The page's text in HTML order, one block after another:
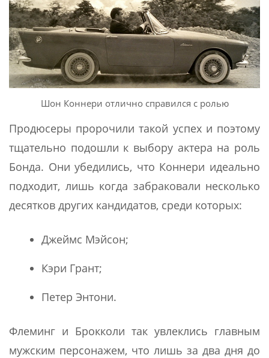
Шон Коннери отлично справился с ролью
Продюсеры пророчили такой успех и поэтому
тщательно подошли к выбору актера на роль
Бонда. Они убедились, что Коннери идеально
подходит, лишь когда забраковали несколько
десятков других кандидатов, среди которых:
Джеймс Мэйсон;
Кэри Грант;
Петер Энтони.
Флеминг и Брокколи так увлеклись главным
мужским персонажем, что лишь за два дня до